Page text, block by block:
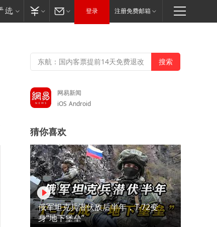
登录 注册免费邮箱
网易新闻
iOS Android
猜你喜欢
俄军坦克兵潜伏敌后半年，T-72变
身“地下堡垒”